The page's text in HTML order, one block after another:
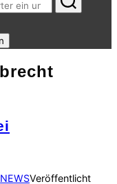
NEWSVeröffentlicht